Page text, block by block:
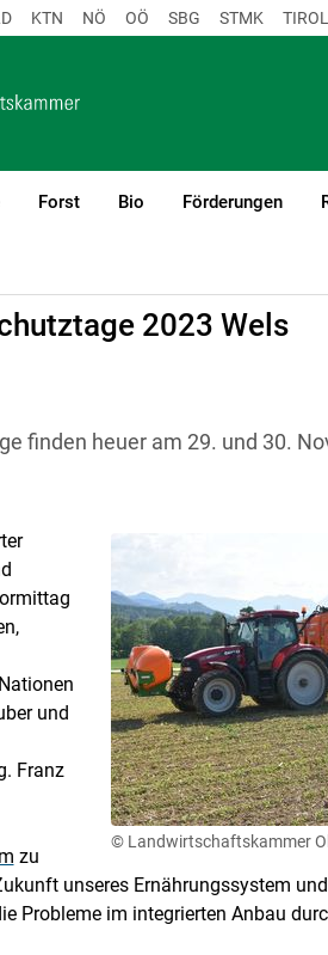
Skip to
KTN NÖ OÖ SBG STMK TIROL
Forst Bio Förderungen
2023 Wels
finden heuer am 29. und 30.
© Landwirtschaftskammer
und
Franz
zu
unseres Ernährungssystem
Probleme im integrierten Anbau